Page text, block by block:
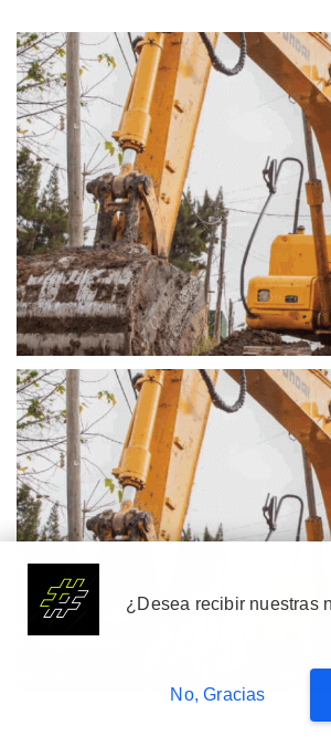
¿Desea recibir nuestras
No, Gracias